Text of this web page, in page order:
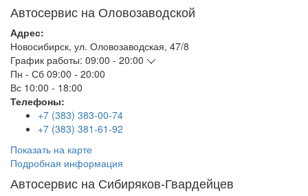
Автосервис на Оловозаводской
Адрес:
Новосибирск, ул. Оловозаводская, 47/8
График работы: 09:00 - 20:00
Пн - Сб 09:00 - 20:00
Вс 10:00 - 18:00
Телефоны:
+7 (383) 383-00-74
+7 (383) 381-61-92
Показать на карте
Подробная информация
Автосервис на Сибиряков-Гвардейцев